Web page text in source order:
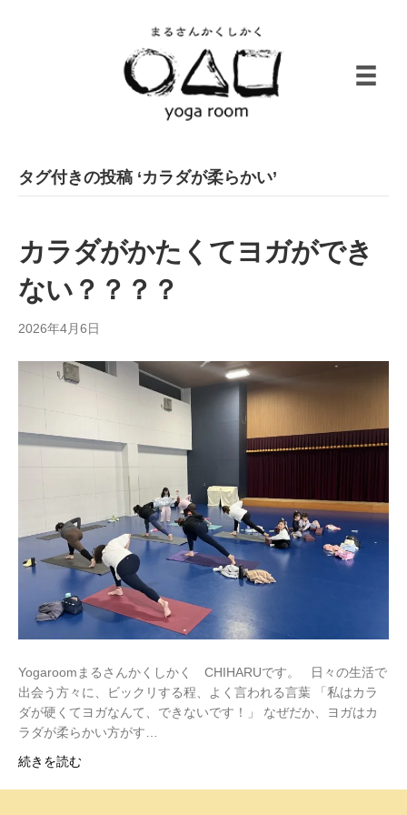
タグ付きの投稿 ‘カラダが柔らかい’
カラダがかたくてヨガができ
ない？？？？
2026年4月6日
Yogaroomまるさんかくしかく CHIHARUです。 日々の生活で
出会う方々に、ビックリする程、よく言われる言葉 「私はカラ
ダが硬くてヨガなんて、できないです！」 なぜだか、ヨガはカ
ラダが柔らかい方がす…
続きを読む